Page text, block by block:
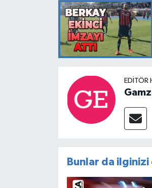
EDITÖR
Bunlar da